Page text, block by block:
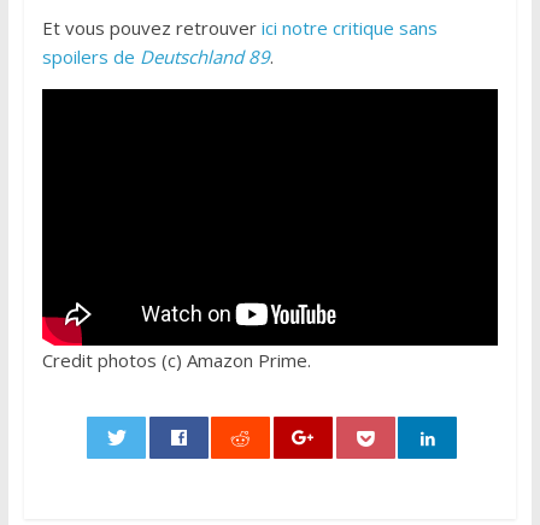
Et vous pouvez retrouver ici notre critique sans
spoilers de Deutschland 89.
Credit photos (c) Amazon Prime.